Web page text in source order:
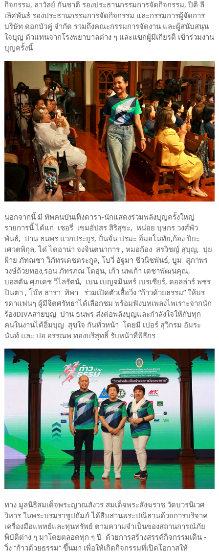
กิจกรรม, ลาวัลย์ กันชาติ รองประธานกรรมการจัดกิจกรรม, ปิติ ลี
เลิศพันธ์ รองประธานกรรมการจัดกิจกรรม และกรรมการผู้จัดการ
บริษัท ดอกบัวคู่ จำกัด รวมถึงคณะกรรมการจัดงาน และผู้สนับสนุน
ใจบุญ ตัวแทนจากโรงพยาบาลต่าง ๆ และแขกผู้มีเกียรติ เข้าร่วมงาน
บุญครั้งนี้
นอกจากนี้ มี ทัพคนบันเทิงดารา-นักแสดงร่วมพลังบุญครั้งใหญ่
รายการนี้ ได้แก่ เชอรี่ เขมอัปสร สิริสุขะ, หน่อย บุษกร วงศ์พัว
พันธ์, ปาน ธนพร แวกประยูร, ปั่นจั่น ปรมะ อิ่มอโนทัย,ก้อง ปิยะ
เศวตพิกุล, ได๋ ไดอาน่า จงจินตนาการ , หมอก้อง สรวิชญ์ สุบุญ, ปุย
ฝ้าย ภัทณชา วิภัทรเดชตระกูล, โบวี่ อัฐมา ชีวนิชพันธ์, บูม สุภาพร
วงษ์ถ้วยทอง,รอน ภัทรภณ โตอุ่น, เก้า นพเก้า เดชาพัฒนคุณ,
บอสตัน ศุภเดช วิไลรัตน์, เบน เบญจมินทร์ เบรเซียร์, ดอลล่าร์ พชร
ปินตา , โบ๊ท ธารา ทิพา ร่วมเปิดตัวเสื้อวิ่ง “ก้าวด้วยธรรม” ให้บร
รดาแฟนๆ ผู้มีจิตศรัทธาได้เลือกชม พร้อมฟังบทเพลงไพเราะจากนัก
ร้องDIVAสายบุญ ปาน ธนพร ส่งต่อพลังบุญและกำลังใจให้กับทุก
คนในงานได้อิ่มบุญ สุขใจ กันทั่วหน้า โดยมี เปอร์ สุวิกรม อัมระ
นันท์ และ ปอ อรรณพ ทองบริสุทธิ์ รับหน้าที่พิธีกร
ทาง มูลนิธิสมเด็จพระญาณสังวร สมเด็จพระสังฆราช วัดบวรนิเวศ
วิหาร ในพระบรมราชูปถัมภ์ ได้สืบสานพระปณิธานด้วยการบริจาค
เครื่องมือแพทย์และทุนทรัพย์ ตามความจำเป็นของสถานการณ์ภัย
พิบัติต่าง ๆ มาโดยตลอดทุก ๆ ปี ด้วยการสร้างสรรค์กิจกรรมเดิน -
วิ่ง “ก้าวด้วยธรรม” ขึ้นมา เพื่อให้เกิดกิจกรรมที่เปิดโอกาสให้